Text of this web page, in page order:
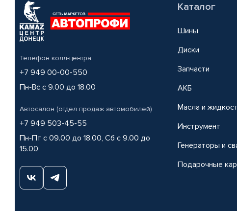
Телефон колл-центра
+7 949 00-00-550
Пн-Вс с 9.00 до 18.00
Автосалон (отдел продаж автомобилей)
+7 949 503-45-55
Пн-Пт с 09.00 до 18.00, Сб с 9.00 до
15.00
Каталог
Шины
Диски
Запчасти
АКБ
Масла и
Инструмент
Генераторы и
Подарочные